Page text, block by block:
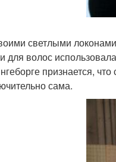
светлыми
для волос
признается,
сама.